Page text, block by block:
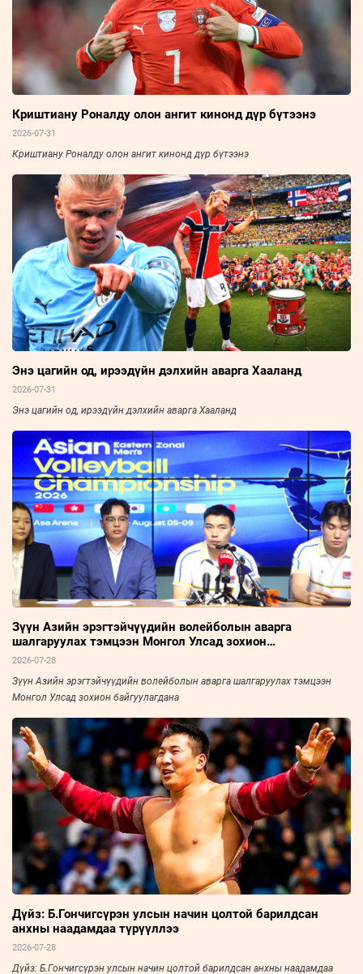
Криштиану Роналду олон ангит кинонд дүр бүтээнэ
2026-07-31
Криштиану Роналду олон ангит кинонд дүр бүтээнэ
Энэ цагийн од, ирээдүйн дэлхийн аварга Хааланд
2026-07-31
Энэ цагийн од, ирээдүйн дэлхийн аварга Хааланд
Зүүн Азийн эрэгтэйчүүдийн волейболын аварга
шалгаруулах тэмцээн Монгол Улсад зохион
байгуулагдана
2026-07-28
Зүүн Азийн эрэгтэйчүүдийн волейболын аварга шалгаруулах тэмцээн
Монгол Улсад зохион байгуулагдана
Дүйз: Б.Гончигсүрэн улсын начин цолтой барилдсан
анхны наадамдаа түрүүллээ
2026-07-28
Дүйз: Б.Гончигсүрэн улсын начин цолтой барилдсан анхны наадамдаа